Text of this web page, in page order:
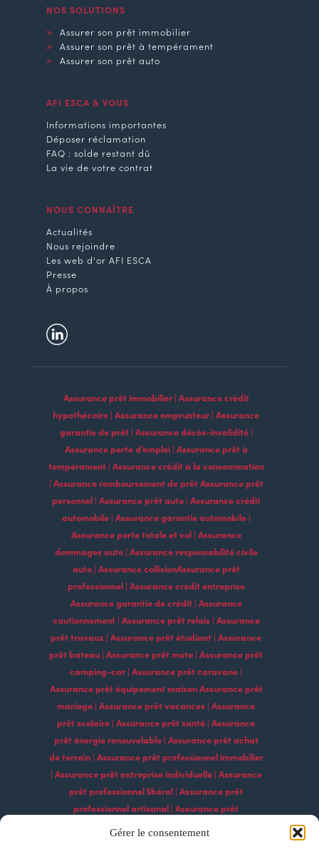
Gérer le consentement
NOS SOLUTIONS
Assurer son prêt immobilier
Assurer son prêt à tempérament
Assurer son prêt auto
AFI ESCA & VOUS
Informations importantes
Déposer réclamation
FAQ : solde restant dû
La vie de votre contrat
NOUS CONNAÎTRE
Actualités
Nous rejoindre
Les web d'or AFI ESCA
Presse
À propos
Assurance prêt immobilier | Assurance crédit
hypothécaire | Assurance emprunteur | Assurance
garantie de prêt | Assurance décès-invalidité |
Assurance perte d’emploi | Assurance prêt à
tempérament | Assurance crédit à la consommation
| Assurance remboursement de prêt Assurance prêt
personnel | Assurance prêt auto | Assurance crédit
automobile | Assurance garantie automobile |
Assurance perte totale et vol | Assurance
dommages auto | Assurance responsabilité civile
auto | Assurance collisionAssurance prêt
professionnel | Assurance crédit entreprise
Assurance garantie de crédit | Assurance
cautionnement | Assurance prêt relais | Assurance
prêt travaux | Assurance prêt étudiant | Assurance
prêt bateau | Assurance prêt moto | Assurance prêt
camping-car | Assurance prêt caravane |
Assurance prêt équipement maison Assurance prêt
mariage | Assurance prêt vacances | Assurance
prêt scolaire | Assurance prêt santé | Assurance
prêt énergie renouvelable | Assurance prêt achat
de terrain | Assurance prêt professionnel immobilier
| Assurance prêt entreprise individuelle | Assurance
prêt professionnel libéral | Assurance prêt
professionnel artisanal | Assurance prêt